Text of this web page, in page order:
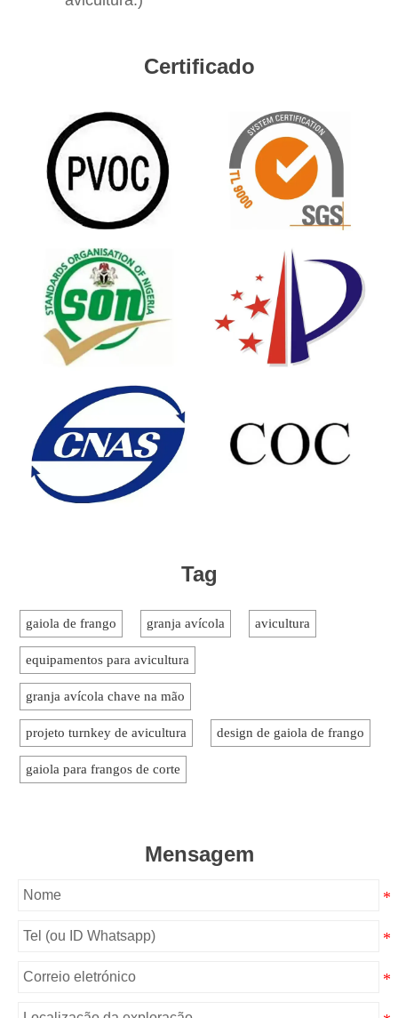
Certificado
Tag
gaiola de frango granja avícola avicultura
equipamentos para avicultura
granja avícola chave na mão
projeto turnkey de avicultura design de gaiola de frango
gaiola para frangos de corte
Mensagem